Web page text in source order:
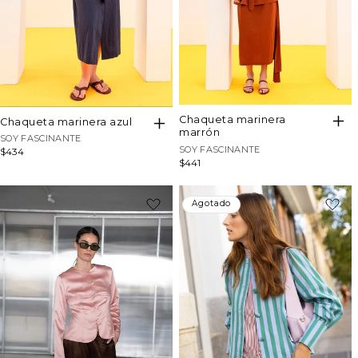
chaqueta marinera azul
Proveedor:
SOY FASCINANTE
Precio
$434
chaqueta marinera
marrón
Proveedor:
SOY FASCINANTE
Precio
$441
Agotado
Agotado